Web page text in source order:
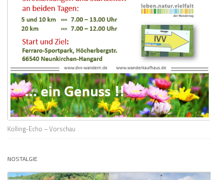
Kolling-Echo – Vorschau
NOSTALGIE